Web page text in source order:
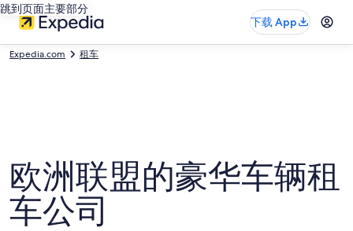
跳到页面主要部分
下载 App
Expedia.com 租车
欧洲联盟的豪华车辆租
车公司